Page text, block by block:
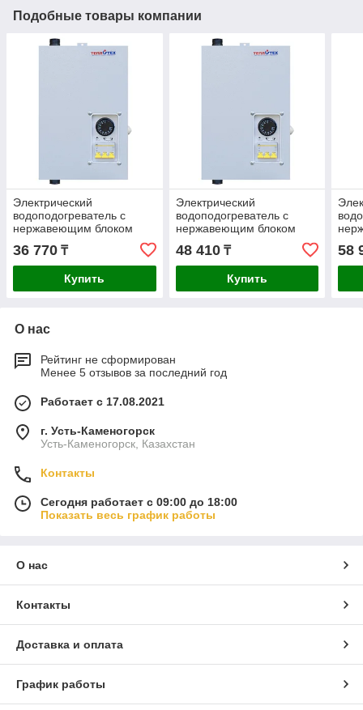
Подобные товары компании
Электрический
водоподогреватель с
нержавеющим блоком
нагревателей Теплотех
220В ЭВП-3Н
36 770 ₸
Купить
Электрический
водоподогреватель с
нержавеющим блоком
нагревателей Теплотех
220В ЭВП-4.5Н
48 410₸
Купить
58
О нас
Рейтинг не сформирован
Менее 5 отзывов за последний год
Работает с 17.08.2021
г. Усть-Каменогорск
Усть-Каменогорск, Казахстан
Контакты
Сегодня работает с 09:00 до 18:00
Показать весь график работы
О нас
Контакты
Доставка и оплата
График работы